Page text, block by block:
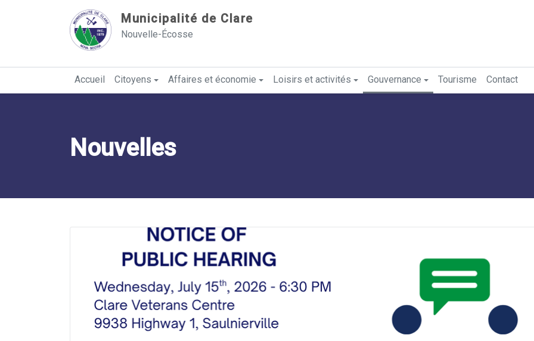
Municipalité de Clare
Nouvelle-Écosse
Accueil Citoyens Affaires et économie Loisirs et activités Gouvernance Tourisme Contact
Nouvelles